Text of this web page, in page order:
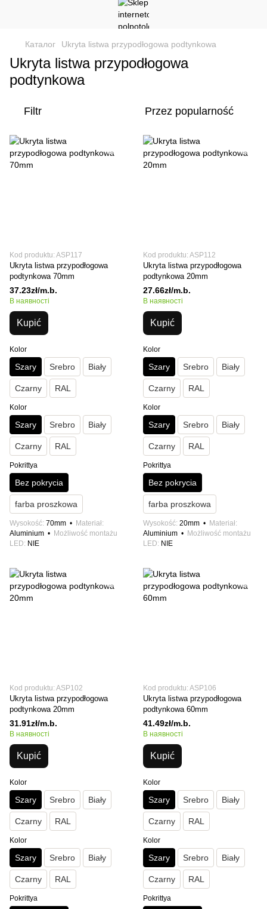
Каталог Ukryta listwa przypodłogowa podtynkowa
Ukryta listwa przypodłogowa
podtynkowa
Filtr Przez popularność
Kod produktu: ASP117
Ukryta listwa przypodłogowa
podtynkowa 70mm
37.23zł/m.b.
В наявності
Kupić
Kolor
Szary Srebro Biały
Czarny RAL
Kolor
Szary Srebro Biały
Czarny RAL
Pokrittya
Bez pokrycia
farba proszkowa
Wysokość 70mm
Materiał
Aluminium
Możliwość montażu
LED
NIE
Kod produktu: ASP112
Ukryta listwa przypodłogowa
podtynkowa 20mm
27.66zł/m.b.
В наявності
Kupić
Kolor
Szary Srebro Biały
Czarny RAL
Kolor
Szary Srebro Biały
Czarny RAL
Pokrittya
Bez pokrycia
farba proszkowa
Wysokość 20mm
Materiał
Aluminium
Możliwość montażu
LED
NIE
Kod produktu: ASP102
Ukryta listwa przypodłogowa
podtynkowa 20mm
31.91zł/m.b.
В наявності
Kupić
Kolor
Szary Srebro Biały
Czarny RAL
Kolor
Szary Srebro Biały
Czarny RAL
Pokrittya
Kod produktu: ASP106
Ukryta listwa przypodłogowa
podtynkowa 60mm
41.49zł/m.b.
В наявності
Kupić
Kolor
Szary Srebro Biały
Czarny RAL
Kolor
Szary Srebro Biały
Czarny RAL
Pokrittya